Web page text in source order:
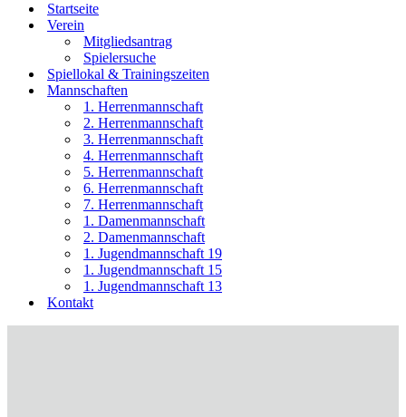
Startseite
Verein
Mitgliedsantrag
Spielersuche
Spiellokal & Trainingszeiten
Mannschaften
1. Herrenmannschaft
2. Herrenmannschaft
3. Herrenmannschaft
4. Herrenmannschaft
5. Herrenmannschaft
6. Herrenmannschaft
7. Herrenmannschaft
1. Damenmannschaft
2. Damenmannschaft
1. Jugendmannschaft 19
1. Jugendmannschaft 15
1. Jugendmannschaft 13
Kontakt